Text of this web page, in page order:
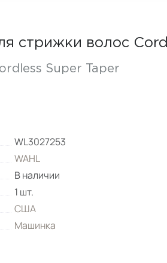
стрижки волос
Super Taper
WL3027253
WAHL
В наличии
1 шт.
США
Машинка